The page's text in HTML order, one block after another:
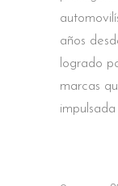
años
logrado
marcas